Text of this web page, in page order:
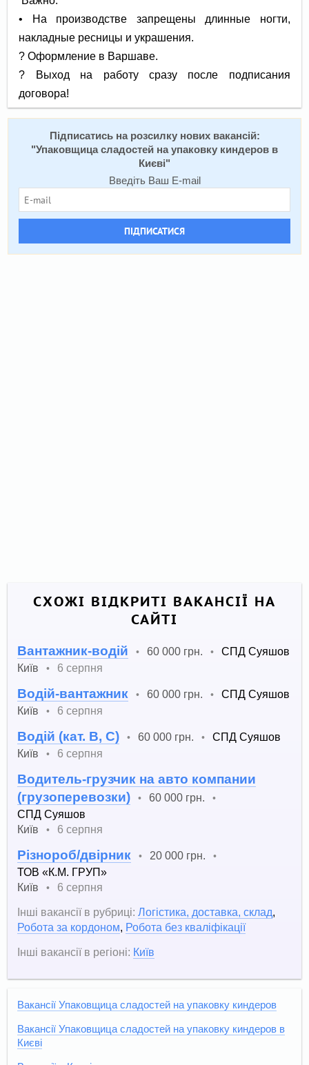
• На производстве запрещены длинные ногти,
накладные ресницы и украшения.
? Оформление в Варшаве.
? Выход на работу сразу после подписания
договора!
Підписатись на розсилку нових вакансій:
"Упаковщица сладостей на упаковку киндеров в
Києві"
Введіть Ваш E-mail
ПІДПИСАТИСЯ
СХОЖІ ВІДКРИТІ ВАКАНСІЇ НА
САЙТІ
Вантажник-водій • 60 000 грн. •
СПД Суяшов
Київ
• 6 серпня
Водій-вантажник • 60 000 грн. •
СПД Суяшов
Київ
• 6 серпня
Водій (кат. B, С) • 60 000 грн. •
СПД Суяшов
Київ
• 6 серпня
Водитель-грузчик на авто компании
(грузоперевозки)
• 60 000 грн. •
СПД Суяшов
Київ
• 6 серпня
Різнороб/двірник • 20 000 грн. •
ТОВ «К.М. ГРУП»
Київ
•
6 серпня
Інші вакансії в рубриці: Логістика, доставка, склад,
Робота за кордоном, Робота без кваліфікації
Інші вакансії в регіоні: Київ
Вакансії Упаковщица сладостей на упаковку киндеров
Вакансії Упаковщица сладостей на упаковку киндеров в
Києві